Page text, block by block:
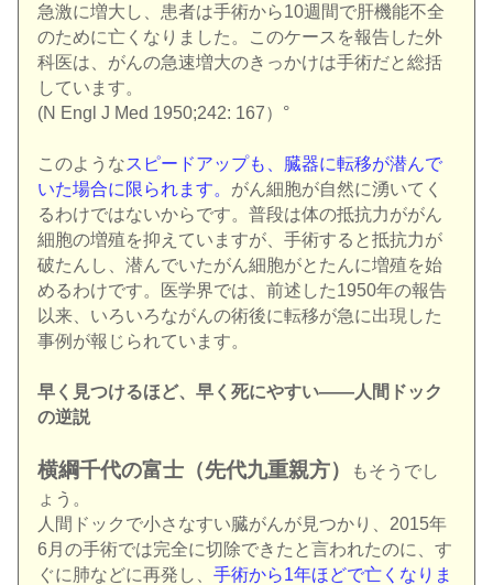
急激に増大し、患者は手術から10週間で肝機能不全
のために亡くなりました。このケースを報告した外
科医は、がんの急速増大のきっかけは手術だと総括
しています。
(N Engl J Med 1950;242: 167）°
このようなスピードアップも、臓器に転移が潜んで
いた場合に限られます。 がん細胞が自然に湧いてく
るわけではないからです。普段は体の抵抗力ががん
細胞の増殖を抑えていますが、手術すると抵抗力が
破たんし、潜んでいたがん細胞がとたんに増殖を始
めるわけです。医学界では、前述した1950年の報告
以来、いろいろながんの術後に転移が急に出現した
事例が報じられています。
早く見つけるほど、早く死にやすい――人間ドック
の逆説
横綱千代の富士（先代九重親方）
もそうでし
ょう。
人間ドックで小さなすい臓がんが見つかり、2015年
6月の手術では完全に切除できたと言われたのに、す
ぐに肺などに再発し、手術から1年ほどで亡くなりま